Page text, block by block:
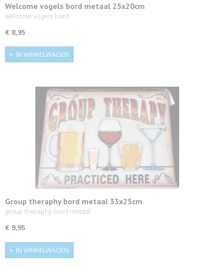
Welcome vogels bord metaal 25x20cm
welcome vogels bord
€ 8,95
IN WINKELWAGEN
Group theraphy bord metaal 33x25cm
group theraphy bord metaal
€ 9,95
IN WINKELWAGEN